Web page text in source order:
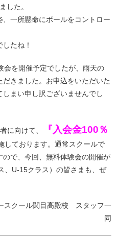
した。
一所懸命にボールをコントロー
たね！
会を開催予定でしたが、雨天の
きました。お申込をいただいた
まい申し訳ございませんでし
に向けて、
『入会金100％
しております。通常スクールで
で、今回、無料体験会の開催が
、U-15クラス）の皆さまも、ぜ
スクール関目高殿校 スタッフ一
同